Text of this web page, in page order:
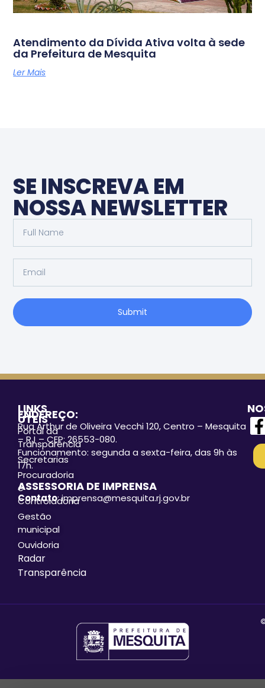
Atendimento da Dívida Ativa volta à sede
da Prefeitura de Mesquita
Ler Mais
SE INSCREVA EM
NOSSA NEWSLETTER
Submit
LINKS
ÚTEIS
Portal da
Transparência
Secretarias
Procuradoria
e
Controladoria
Gestão
municipal
Ouvidoria
Radar
Transparência
ENDEREÇO:
Rua Arthur de Oliveira Vecchi 120, Centro – Mesquita
– RJ – CEP: 26553-080.
Funcionamento: segunda a sexta-feira, das 9h às
17h.
ASSESSORIA DE IMPRENSA
Contato: imprensa@mesquita.rj.gov.br